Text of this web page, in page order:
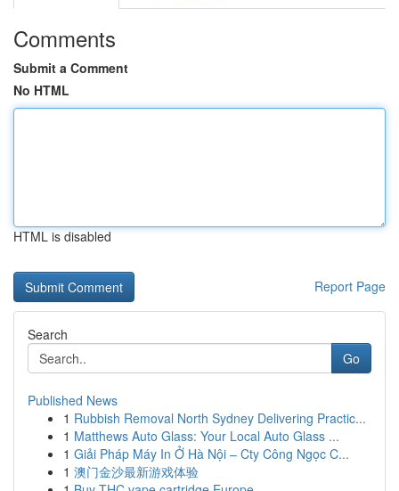
Comments
Submit a Comment
No HTML
HTML is disabled
Report Page
Search
Go
Published News
1 Rubbish Removal North Sydney Delivering Practic...
1 Matthews Auto Glass: Your Local Auto Glass ...
1 Giải Pháp Máy In Ở Hà Nội – Cty Công Ngọc C...
1 澳门金沙最新游戏体验